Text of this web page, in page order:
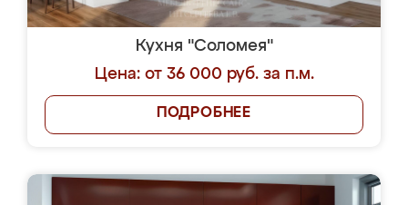
Кухня "Соломея"
Цена: от 36 000 руб. за п.м.
ПОДРОБНЕЕ